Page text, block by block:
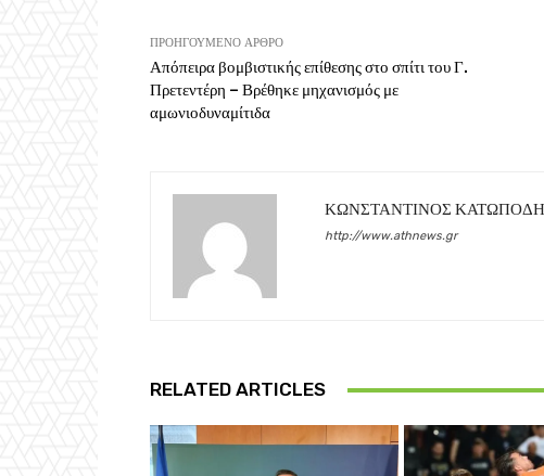
ΠΡΟΗΓΟΎΜΕΝΟ ΆΡΘΡΟ
Απόπειρα βομβιστικής επίθεσης στο σπίτι του Γ.
Πρετεντέρη – Βρέθηκε μηχανισμός με
αμωνιοδυναμίτιδα
ΚΩΝΣΤΑΝΤΙΝΟΣ
http://www.athnews.gr
RELATED ARTICLES